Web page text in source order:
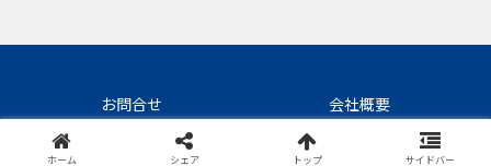
お問合せ
会社概要
©SaaS/BPOの評判くん
ホーム シェア トップ サイドバー